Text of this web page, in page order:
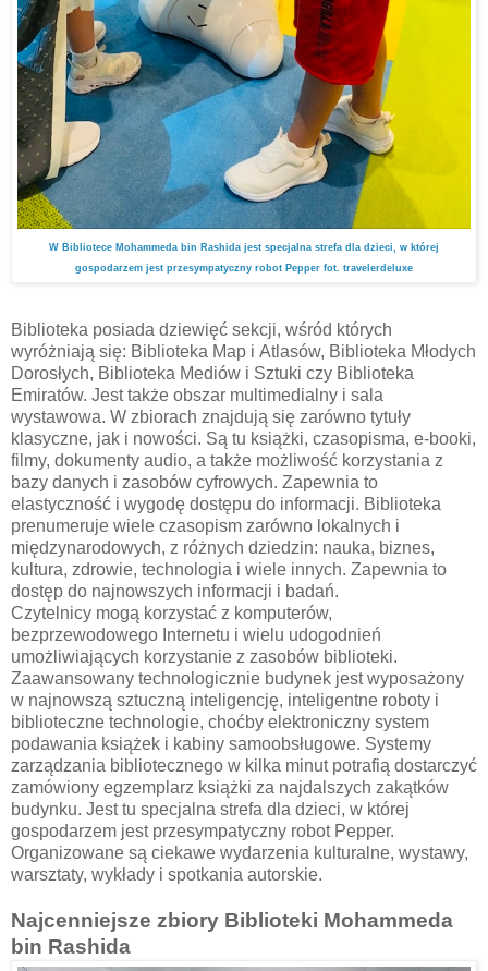
W Bibliotece Mohammeda bin Rashida jest specjalna strefa dla dzieci, w której
gospodarzem jest przesympatyczny robot Pepper fot. travelerdeluxe
Biblioteka posiada dziewięć sekcji, wśród których
wyróżniają się: Biblioteka Map i Atlasów, Biblioteka Młodych
Dorosłych, Biblioteka Mediów i Sztuki czy Biblioteka
Emiratów. Jest także obszar multimedialny i sala
wystawowa. W zbiorach znajdują się zarówno tytuły
klasyczne, jak i nowości. Są tu książki, czasopisma, e-booki,
filmy, dokumenty audio, a także możliwość korzystania z
bazy danych i zasobów cyfrowych. Zapewnia to
elastyczność i wygodę dostępu do informacji. Biblioteka
prenumeruje wiele czasopism zarówno lokalnych i
międzynarodowych, z różnych dziedzin: nauka, biznes,
kultura, zdrowie, technologia i wiele innych. Zapewnia to
dostęp do najnowszych informacji i badań.
Czytelnicy mogą korzystać z komputerów,
bezprzewodowego Internetu i wielu udogodnień
umożliwiających korzystanie z zasobów biblioteki.
Zaawansowany technologicznie budynek jest wyposażony
w najnowszą sztuczną inteligencję, inteligentne roboty i
biblioteczne technologie, choćby elektroniczny system
podawania książek i kabiny samoobsługowe. Systemy
zarządzania bibliotecznego w kilka minut potrafią dostarczyć
zamówiony egzemplarz książki za najdalszych zakątków
budynku. Jest tu specjalna strefa dla dzieci, w której
gospodarzem jest przesympatyczny robot Pepper.
Organizowane są ciekawe wydarzenia kulturalne, wystawy,
warsztaty, wykłady i spotkania autorskie.
Najcenniejsze zbiory Biblioteki Mohammeda
bin Rashida